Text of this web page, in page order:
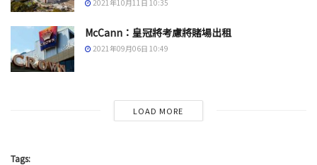
2021年10月11日 10:35
McCann：皇冠將考慮將賭場出租
2021年09月06日 10:49
LOAD MORE
Tags: